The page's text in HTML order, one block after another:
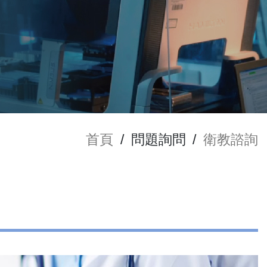
首頁 / 問題詢問 / 衛教諮詢